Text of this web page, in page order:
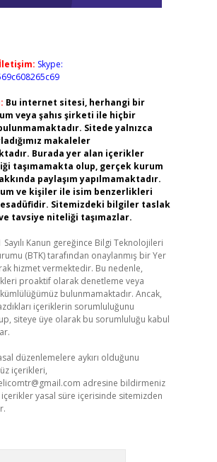
Skype:
Bu internet sitesi, herhangi bir
veya şahıs şirketi ile hiçbir
Sitede yalnızca
makaleler
Burada yer alan içerikler
taşımamakta olup, gerçek kurum
paylaşım yapılmamaktadır.
ve kişiler ile isim benzerlikleri
Sitemizdeki bilgiler taslak
tavsiye niteliği taşımazlar.
Sayılı Kanun gereğince Bilgi Teknolojileri
(BTK) tarafından onaylanmış bir Yer
hizmet vermektedir. Bu nedenle,
proaktif olarak denetleme veya
bulunmamaktadır. Ancak,
içeriklerin sorumluluğunu
siteye üye olarak bu sorumluluğu kabul
düzenlemelere aykırı olduğunu
içerikleri,
adresine bildirmeniz
yasal süre içerisinde sitemizden